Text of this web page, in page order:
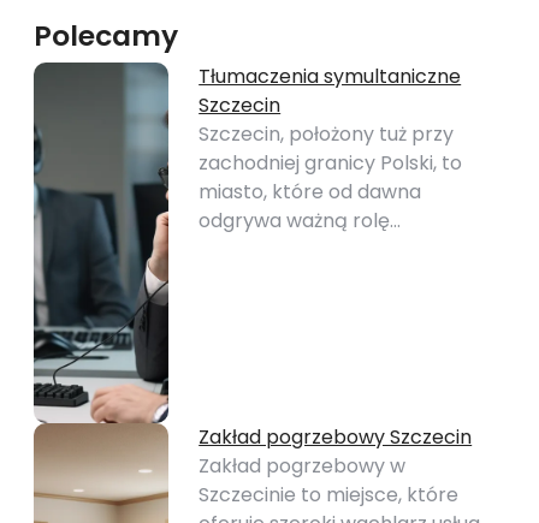
Polecamy
Tłumaczenia symultaniczne
Szczecin
Szczecin, położony tuż przy
zachodniej granicy Polski, to
miasto, które od dawna
odgrywa ważną rolę…
Zakład pogrzebowy Szczecin
Zakład pogrzebowy w
Szczecinie to miejsce, które